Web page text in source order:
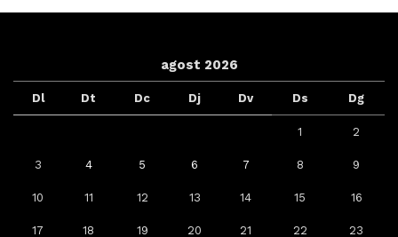
agost 2026
Dl Dt Dc Dj Dv Ds Dg
1 2
3 4 5 6 7 8 9
10 11 12 13 14 15 16
17 18 19 20 21 22 23